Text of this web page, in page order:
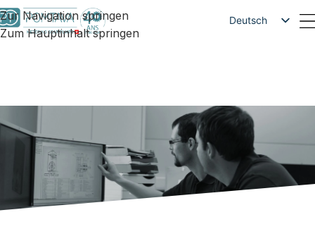
Zur Navigation springen
Zum Hauptinhalt springen
Deutsch